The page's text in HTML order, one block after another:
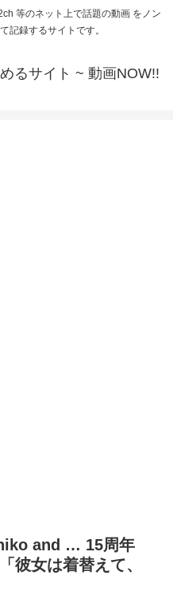
等のネット上で話題の動画 をノン
記録するサイトです。
るサイト ~ 動画NOW!!
and … 15周年
彼女は着替えて、